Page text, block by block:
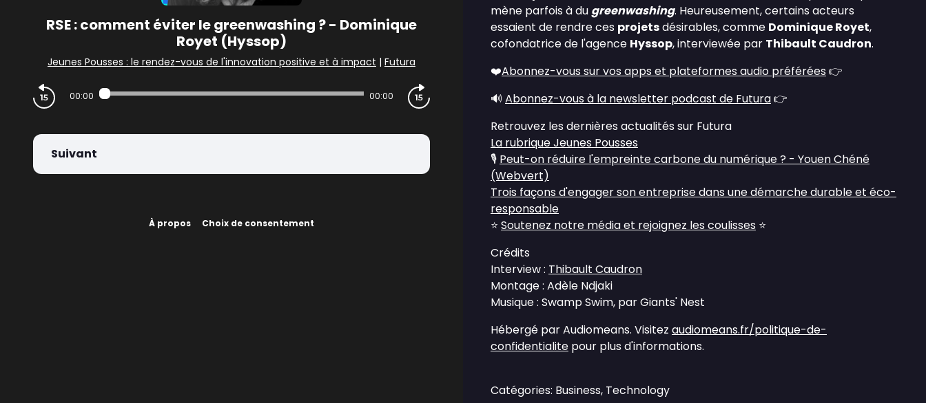
RSE : comment éviter le greenwashing ? - Dominique
Royet (Hyssop)
Jeunes Pousses : le rendez-vous de l'innovation positive et à impact | Futura
00:00 00:00
Suivant
À propos Choix de consentement
mène parfois à du greenwashing. Heureusement, certains acteurs
essaient de rendre ces projetsdésirables, comme Dominique Royet,
cofondatrice de l'agence Hyssop, interviewée par Thibault Caudron.
❤️Abonnez-vous sur vos apps et plateformes audio préférées 👉
🔊 Abonnez-vous à la newsletter podcast de Futura👉
Retrouvez les dernières actualités sur Futura
La rubrique Jeunes Pousses
🎙️ Peut-on réduire l'empreinte carbone du numérique ? - Youen Chéné
(Webvert)
Trois façons d'engager son entreprise dans une démarche durable et éco-
responsable
⭐ Soutenez notre média et rejoignez les coulisses ⭐
Crédits
Interview : Thibault Caudron
Montage : Adèle Ndjaki
Musique : Swamp Swim, par Giants' Nest
Hébergé par Audiomeans. Visitez audiomeans.fr/politique-de-
confidentialite pour plus d'informations.
Catégories: Business, Technology